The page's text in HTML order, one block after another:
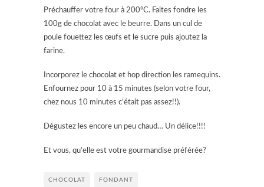
Préchauffer votre four à 200°C. Faites fondre les
100g de chocolat avec le beurre. Dans un cul de
poule fouettez les œufs et le sucre puis ajoutez la
farine.
Incorporez le chocolat et hop direction les ramequins.
Enfournez pour 10 à 15 minutes (selon votre four,
chez nous 10 minutes c’était pas assez!!).
Dégustez les encore un peu chaud… Un délice!!!!
Et vous, qu’elle est votre gourmandise préférée?
CHOCOLAT FONDANT